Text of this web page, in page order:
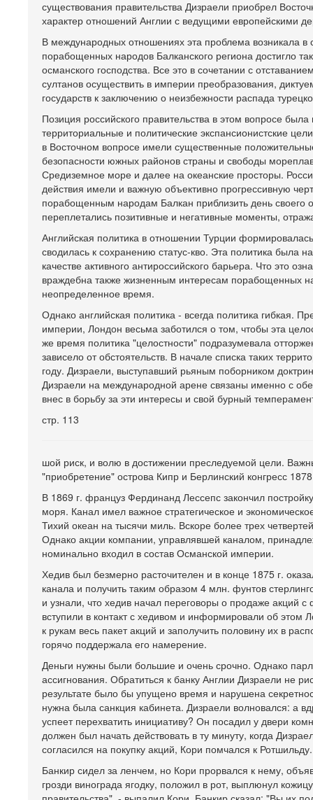
существования правительства Дизраели приобрел
характер отношений Англии с ведущими европейскими
В международных отношениях эта проблема возникала в
порабощенных народов Балканского региона достигло
османского господства. Все это в сочетании с
султанов осуществить в империи преобразования,
государств к заключению о неизбежности распада
Позиция российского правительства в этом вопросе
территориальные и политические экспансионистские
в Восточном вопросе имели существенные
безопасности южных районов страны и свободы
Средиземное море и далее на океанские просторы.
действия имели и важную объективно прогрессивную
порабощенным народам Балкан приблизить день своего
переплетались позитивные и негативные моменты,
Английская политика в отношении Турции
сводилась к сохранению статус-кво. Эта политика была
качестве активного антироссийского барьера. Что это
враждебна также жизненным интересам порабощенных
неопределенное время.
Однако английская политика - всегда политика гибкая.
империи, Лондон весьма заботился о том, чтобы эта
же время политика "целостности" подразумевала
зависело от обстоятельств. В начале списка таких
году. Дизраели, выступавший рьяным поборником
Дизраели на международной арене связаны именно с
внес в борьбу за эти интересы и свой бурный
стр. 113
шой риск, и волю в достижении преследуемой цели.
"приобретение" острова Кипр и Берлинский конгресс
В 1869 г. француз Фердинанд Лессепс закончил
моря. Канал имел важное стратегическое и
Тихий океан на тысячи миль. Вскоре более трех
Однако акции компании, управлявшей каналом,
номинально входил в состав Османской империи.
Хедив был безмерно расточителен и в конце 1875 г.
канала и получить таким образом 4 млн. фунтов
и узнали, что хедив начал переговоры о продаже акций
вступили в контакт с хедивом и информировали об
к рукам весь пакет акций и заполучить половину их в
горячо поддержала его намерение.
Деньги нужны были большие и очень срочно. Однако
ассигнования. Обратиться к банку Англии Дизраели не
результате было бы упущено время и нарушена
нужна была санкция кабинета. Дизраели волновался: а
успеет перехватить инициативу? Он посадил у двери
должен был начать действовать в ту минуту, когда
согласился на покупку акций, Кори помчался к Ротшильду.
Банкир сидел за ленчем, но Кори прорвался к нему,
грозди винограда ягодку, положил в рот, выплюнул